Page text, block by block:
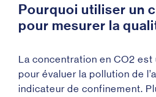
Pourquoi utiliser un
pour mesurer la
La concentration en CO2
pour évaluer la pollution de
indicateur de confinement.